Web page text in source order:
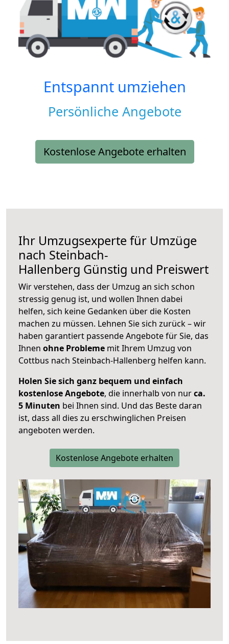
Entspannt umziehen
Persönliche Angebote
Kostenlose Angebote erhalten
Ihr Umzugsexperte für Umzüge
nach Steinbach-
Hallenberg Günstig und Preiswert
Wir verstehen, dass der Umzug an sich schon
stressig genug ist, und wollen Ihnen dabei
helfen, sich keine Gedanken über die Kosten
machen zu müssen. Lehnen Sie sich zurück – wir
haben garantiert passende Angebote für Sie, das
Ihnen ohne Probleme mit Ihrem Umzug von
Cottbus nach Steinbach-Hallenberg helfen kann.
Holen Sie sich ganz bequem und einfach
kostenlose Angebote, die innerhalb von nurca.
5 Minuten bei Ihnen sind. Und das Beste daran
ist, dass all dies zu erschwinglichen Preisen
angeboten werden.
Kostenlose Angebote erhalten